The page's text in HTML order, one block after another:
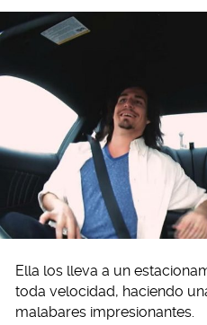
Ella los lleva a un
toda velocidad, haciendo
malabares impresionantes.